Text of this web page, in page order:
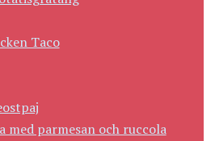
Taco
med parmesan och ruccola